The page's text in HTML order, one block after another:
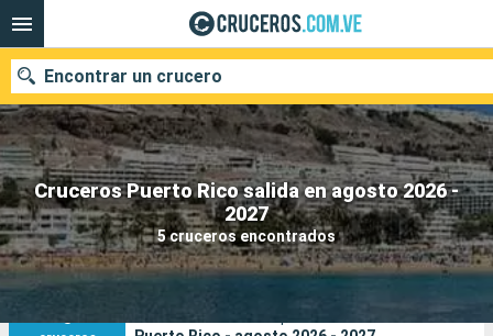
Cruceros Puerto Rico salida en agosto 2026 -
2027
5 cruceros encontrados
Encontrar un crucero
Nuestros destinos
Fecha de salida
Puertos
5